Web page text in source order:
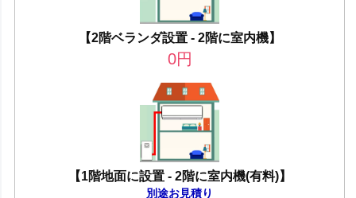
【2階ベランダ設置 - 2階に室内機】
0円
【1階地面に設置 - 2階に室内機(有料)】
別途お見積り